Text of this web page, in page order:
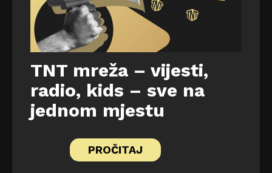
TNT mreža – vijesti,
radio, kids – sve na
jednom mjestu
PROČITAJ